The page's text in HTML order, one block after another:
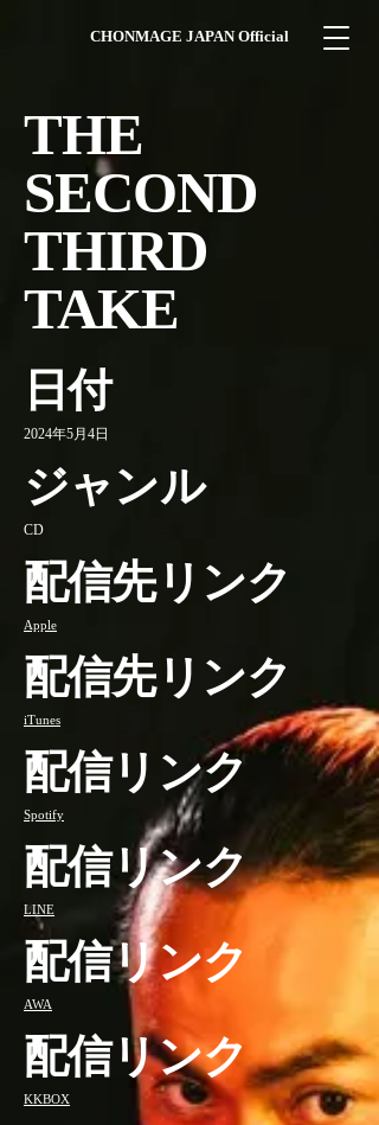
CHONMAGE JAPAN Official
THE
SECOND
THIRD
TAKE
日付
2024年5月4日
ジャンル
CD
配信先リンク
Apple
配信先リンク
iTunes
配信リンク
Spotify
配信リンク
LINE
配信リンク
AWA
配信リンク
KKBOX